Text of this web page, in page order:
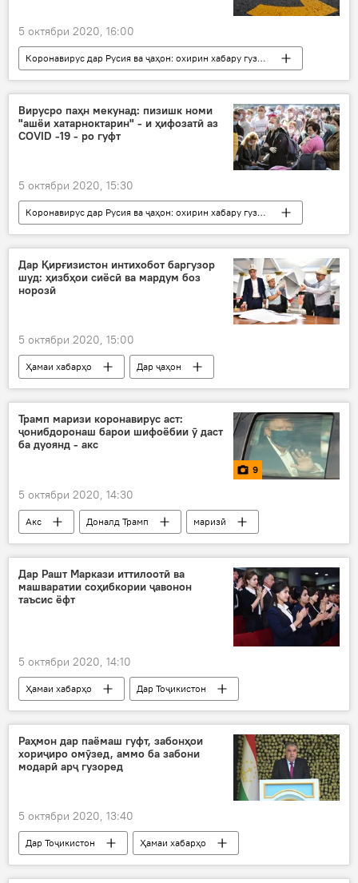
5 октябри 2020, 16:00
Коронавирус дар Русия ва ҷаҳон: охирин хабару гузоришҳо
Ҳамаи хабарҳо
Дар Русия
Нақлиёт
маризӣ
марз маҳкама
Вирусро паҳн мекунад: пизишк номи
"ашёи хатарноктарин" - и ҳифозатӣ аз
COVID -19 - ро гуфт
5 октябри 2020, 15:30
Коронавирус дар Русия ва ҷаҳон: охирин хабару гузоришҳо
Ҳамаи хабарҳо
Дар ҷаҳон Иҷтимоъ
Дар Қирғизистон интихобот баргузор
шуд: ҳизбҳои сиёсӣ ва мардум боз
норозӣ
5 октябри 2020, 15:00
Ҳамаи хабарҳо
Дар ҷаҳон
Осиёи Марказӣ
интихобот
натиҷа
ҳизбҳои сиёсӣ
норозигӣ
парлумон
Қирғизистон
Трамп маризи коронавирус аст:
ҷонибдоронаш барои шифоёбии ӯ даст
ба дуоянд - акс
9
5 октябри 2020, 14:30
Акс Доналд Трамп маризӣ
Дар Рашт Маркази иттилоотӣ ва
машваратии соҳибкории ҷавонон
таъсис ёфт
5 октябри 2020, 14:10
Ҳамаи хабарҳо
Дар Тоҷикистон
мақомот
марказ
ҷавонон
Раҳмон дар паёмаш гуфт, забонҳои
хориҷиро омӯзед, аммо ба забони
модарӣ арҷ гузоред
5 октябри 2020, 13:40
Дар Тоҷикистон
Ҳамаи хабарҳо
Фарҳанг
Эмомалӣ Раҳмон
паём